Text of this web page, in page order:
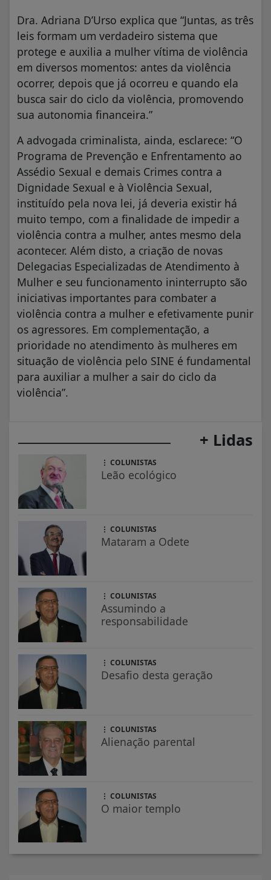
Dra. Adriana D’Urso explica que “Juntas, as três
leis formam um verdadeiro sistema que
protege e auxilia a mulher vítima de violência
em diversos momentos: antes da violência
ocorrer, depois que já ocorreu e quando ela
busca sair do ciclo da violência, promovendo
sua autonomia financeira.”
A advogada criminalista, ainda, esclarece: “O
Programa de Prevenção e Enfrentamento ao
Assédio Sexual e demais Crimes contra a
Dignidade Sexual e à Violência Sexual,
instituído pela nova lei, já deveria existir há
muito tempo, com a finalidade de impedir a
violência contra a mulher, antes mesmo dela
acontecer. Além disto, a criação de novas
Delegacias Especializadas de Atendimento à
Mulher e seu funcionamento ininterrupto são
iniciativas importantes para combater a
violência contra a mulher e efetivamente punir
os agressores. Em complementação, a
prioridade no atendimento às mulheres em
situação de violência pelo SINE é fundamental
para auxiliar a mulher a sair do ciclo da
violência”.
+ Lidas
COLUNISTAS
Leão ecológico
COLUNISTAS
Mataram a Odete
COLUNISTAS
Assumindo a
responsabilidade
COLUNISTAS
Desafio desta geração
COLUNISTAS
Alienação parental
COLUNISTAS
O maior templo